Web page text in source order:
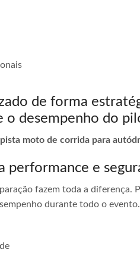
de forma
o desempenho do
moto de corrida para
performance e
fazem toda a diferença.
durante todo o evento.